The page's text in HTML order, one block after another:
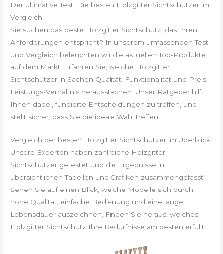
Der ultimative Test: Die besten Holzgitter Sichtschützer im
Vergleich
Sie suchen das beste Holzgitter Sichtschutz, das Ihren
Anforderungen entspricht? In unserem umfassenden Test
und Vergleich beleuchten wir die aktuellen Top-Produkte
auf dem Markt. Erfahren Sie, welche Holzgitter
Sichtschützer in Sachen Qualität, Funktionalität und Preis-
Leistungs-Verhältnis herausstechen. Unser Ratgeber hilft
Ihnen dabei, fundierte Entscheidungen zu treffen, und
stellt sicher, dass Sie die ideale Wahl treffen.
Vergleich der besten Holzgitter Sichtschützer im Überblick
Unsere Experten haben zahlreiche Holzgitter
Sichtschützer getestet und die Ergebnisse in
übersichtlichen Tabellen und Grafiken zusammengefasst.
Sehen Sie auf einen Blick, welche Modelle sich durch
hohe Qualität, einfache Bedienung und eine lange
Lebensdauer auszeichnen. Finden Sie heraus, welches
Holzgitter Sichtschutz Ihre Bedürfnisse am besten erfüllt.